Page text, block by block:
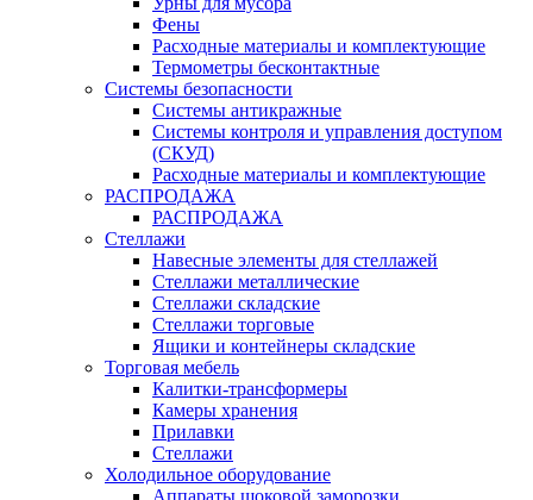
Фены
Расходные материалы и комплектующие
Термометры бесконтактные
Системы безопасности
Системы антикражные
Системы контроля и управления доступом
(СКУД)
Расходные материалы и комплектующие
РАСПРОДАЖА
РАСПРОДАЖА
Стеллажи
Навесные элементы для стеллажей
Стеллажи металлические
Стеллажи складские
Стеллажи торговые
Ящики и контейнеры складские
Торговая мебель
Калитки-трансформеры
Камеры хранения
Прилавки
Стеллажи
Холодильное оборудование
Аппараты шоковой заморозки